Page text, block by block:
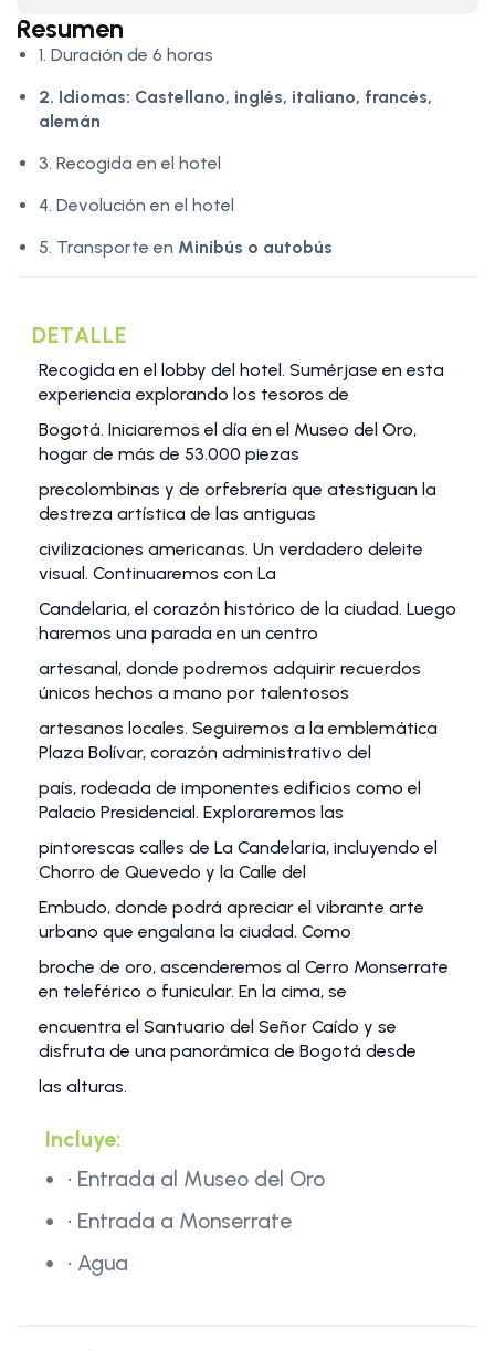
Resumen
1. Duración de 6 horas
2. Idiomas: Castellano, inglés, italiano, francés,
alemán
3. Recogida en el hotel
4. Devolución en el hotel
5. Transporte en Minibús o autobús
DETALLE
Recogida en el lobby del hotel. Sumérjase en esta
experiencia explorando los tesoros de
Bogotá. Iniciaremos el día en el Museo del Oro,
hogar de más de 53.000 piezas
precolombinas y de orfebrería que atestiguan la
destreza artística de las antiguas
civilizaciones americanas. Un verdadero deleite
visual. Continuaremos con La
Candelaria, el corazón histórico de la ciudad. Luego
haremos una parada en un centro
artesanal, donde podremos adquirir recuerdos
únicos hechos a mano por talentosos
artesanos locales. Seguiremos a la emblemática
Plaza Bolívar, corazón administrativo del
país, rodeada de imponentes edificios como el
Palacio Presidencial. Exploraremos las
pintorescas calles de La Candelaria, incluyendo el
Chorro de Quevedo y la Calle del
Embudo, donde podrá apreciar el vibrante arte
urbano que engalana la ciudad. Como
broche de oro, ascenderemos al Cerro Monserrate
en teleférico o funicular. En la cima, se
encuentra el Santuario del Señor Caído y se
disfruta de una panorámica de Bogotá desde
las alturas.
Incluye:
• Entrada al Museo del Oro
• Entrada a Monserrate
• Agua